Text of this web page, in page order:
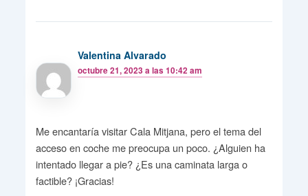
Valentina Alvarado
octubre 21, 2023 a las 10:42 am
Me encantaría visitar Cala Mitjana, pero el tema del
acceso en coche me preocupa un poco. ¿Alguien ha
intentado llegar a pie? ¿Es una caminata larga o
factible? ¡Gracias!